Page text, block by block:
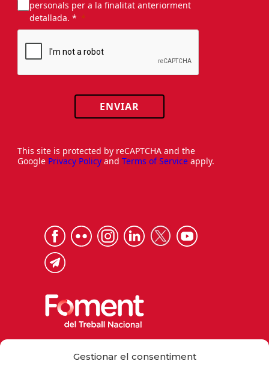
Gestionar el consentiment
personals per a la finalitat anteriorment
detallada. *
ENVIAR
This site is protected by reCAPTCHA and the
Google Privacy Policy and Terms of Service apply.